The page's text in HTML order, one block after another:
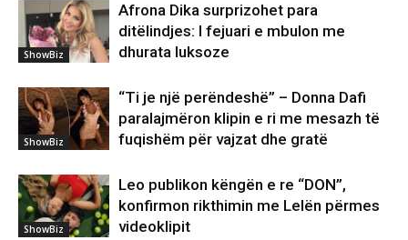
ShowBiz
Afrona Dika surprizohet para
ditëlindjes: I fejuari e mbulon me
dhurata luksoze
ShowBiz
“Ti je një perëndeshë” – Donna Dafi
paralajmëron klipin e ri me mesazh të
fuqishëm për vajzat dhe gratë
ShowBiz
Leo publikon këngën e re “DON”,
konfirmon rikthimin me Lelën përmes
videoklipit